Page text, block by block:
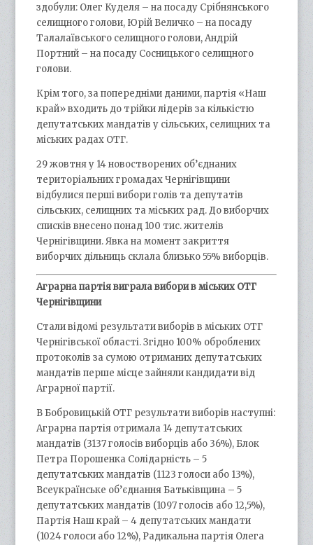
здобули: Олег Куделя – на посаду Срібнянського
селищного голови, Юрій Величко – на посаду
Талалаївського селищного голови, Андрій
Портний – на посаду Сосницького селищного
голови.
Крім того, за попередніми даними, партія «Наш
край» входить до трійки лідерів за кількістю
депутатських мандатів у сільських, селищних та
міських радах ОТГ.
29 жовтня у 14 новостворених об’єднаних
територіальних громадах Чернігівщини
відбулися перші вибори голів та депутатів
сільських, селищних та міських рад. До виборчих
списків внесено понад 100 тис. жителів
Чернігівщини. Явка на момент закриття
виборчих дільниць склала близько 55% виборців.
Аграрна партія виграла вибори в міських ОТГ
Чернігівщини
Стали відомі результати виборів в міських ОТГ
Чернігівської області. Згідно 100% оброблених
протоколів за сумою отриманих депутатських
мандатів перше місце зайняли кандидати від
Аграрної партії.
В Бобровицькій ОТГ результати виборів наступні:
Аграрна партія отримала 14 депутатських
мандатів (3137 голосів виборців або 36%), Блок
Петра Порошенка Солідарність – 5
депутатських мандатів (1123 голоси або 13%),
Всеукраїнське об’єднання Батьківщина – 5
депутатських мандатів (1097 голосів або 12,5%),
Партія Наш край – 4 депутатських мандати
(1024 голоси або 12%), Радикальна партія Олега